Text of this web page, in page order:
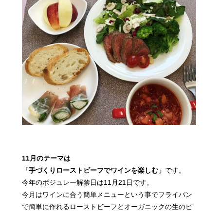
11月のテーマは
「手づくりローストビーフでワインを楽しむ」 です。
今年のボジュレー解禁日は11月21日です。
今月はワインに合う簡単メニューという事でフライパン
で簡単に作れるローストビーフと オーガニックの生のビ